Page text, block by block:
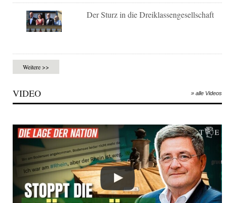
Der Sturz in die Dreiklassengesellschaft
Weitere >>
VIDEO » alle Videos